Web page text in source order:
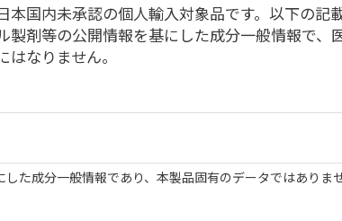
本国内未承認の個人輸入対象品です。以下の記
製剤等の公開情報を基にした成分一般情報で、
はなりません。
た成分一般情報であり、本製品固有のデータではありま